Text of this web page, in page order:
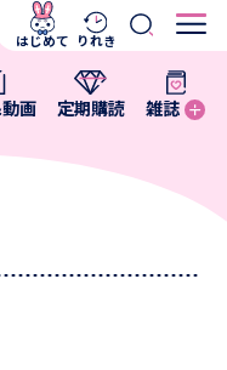
画 定期購読 雑誌
はじめて りれき